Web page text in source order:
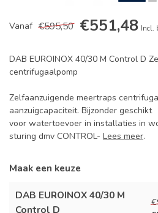
Vanaf €595,50 €551,48 Incl.
DAB EUROINOX 40/30 M Control D
centrifugaalpomp
Zelfaanzuigende meertraps
aanzuigcapaciteit. Bijzonder geschikt
voor watertoevoer in installaties in
sturing dmv CONTROL- Lees meer.
Maak een keuze
DAB EUROINOX 40/30 M
Control D